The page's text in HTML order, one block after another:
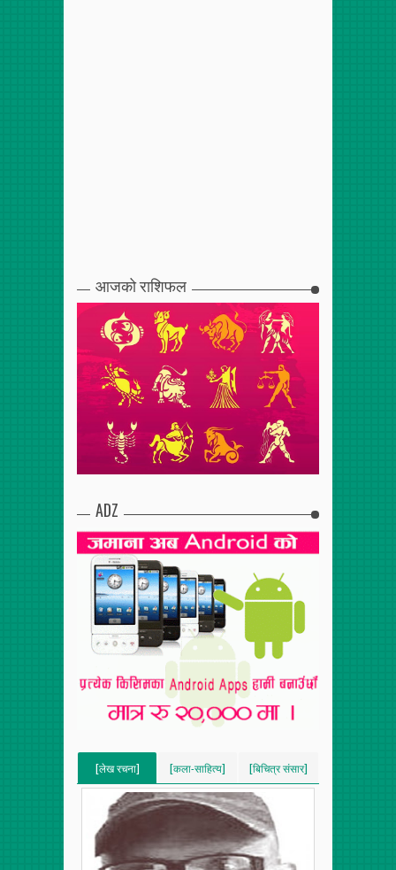
आजको राशिफल
ADZ
[लेख रचना]
[VERTICAL]
[RECENT][5]
[कला-साहित्य]
[VERTICAL]
[बिचित्र संसार]
[VERTICAL]
[RECENT][5]